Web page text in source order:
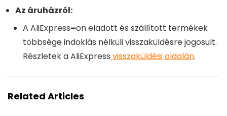
Az áruházról:
A AliExpress–on eladott és szállított termékek
többsége indoklás nélküli visszaküldésre jogosult.
Részletek aAliExpress visszaküldési oldalán.
Related Articles